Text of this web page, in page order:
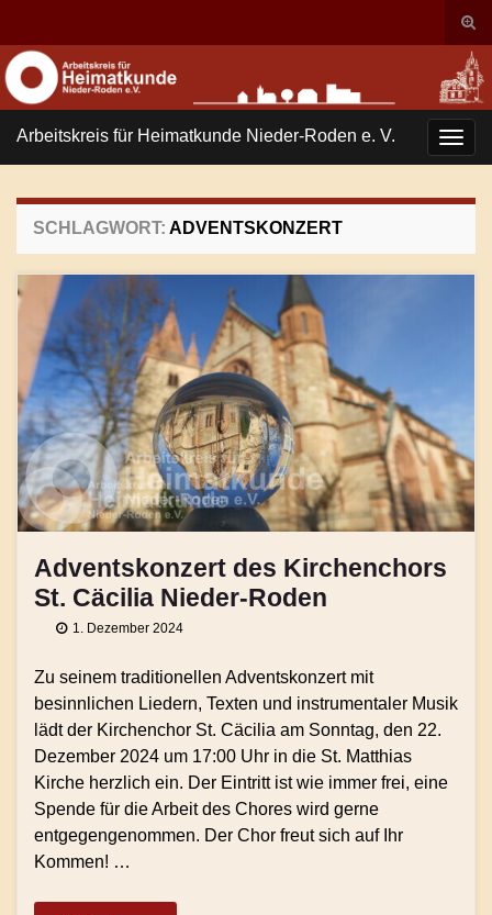
Search for:
Arbeitskreis für Heimatkunde Nieder-Roden e. V.
SCHLAGWORT: ADVENTSKONZERT
Adventskonzert des Kirchenchors
St. Cäcilia Nieder-Roden
1. Dezember 2024
Zu seinem traditionellen Adventskonzert mit
besinnlichen Liedern, Texten und instrumentaler Musik
lädt der Kirchenchor St. Cäcilia am Sonntag, den 22.
Dezember 2024 um 17:00 Uhr in die St. Matthias
Kirche herzlich ein. Der Eintritt ist wie immer frei, eine
Spende für die Arbeit des Chores wird gerne
entgegengenommen. Der Chor freut sich auf Ihr
Kommen! …